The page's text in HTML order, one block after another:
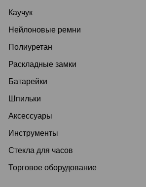
Каучук
Нейлоновые ремни
Полиуретан
Раскладные замки
Батарейки
Шпильки
Аксессуары
Инструменты
Стекла для часов
Торговое оборудование